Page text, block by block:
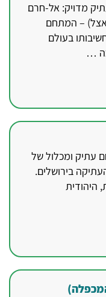
מדויק: אל-חרם
– המתחם
בעולם
…
עתיק ומכלול של
בירושלים.
היהודית